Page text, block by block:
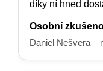
díky ní hned
Osobní
Daniel Nešvera –